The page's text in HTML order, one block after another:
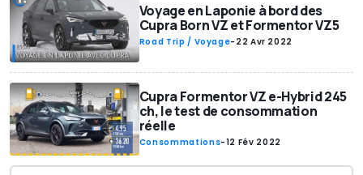
Voyage en Laponie à bord des
Cupra Born VZ et Formentor VZ5
Road Trip / Voyage- 22 Avr 2022
Cupra Formentor VZ e-Hybrid 245
ch, le test de consommation
réelle
Consommations-12 Fév 2022